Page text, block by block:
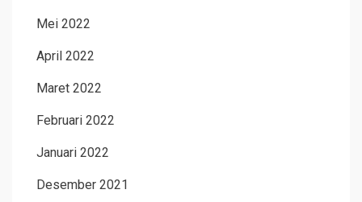
Mei 2022
April 2022
Maret 2022
Februari 2022
Januari 2022
Desember 2021